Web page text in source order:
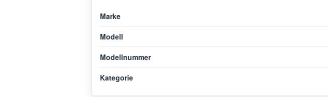
Marke
Modell
Modellnummer
Kategorie